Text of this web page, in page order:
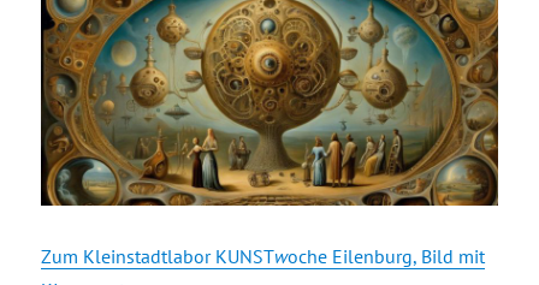
Zum Kleinstadtlabor KUNSTwoche Eilenburg, Bild mit